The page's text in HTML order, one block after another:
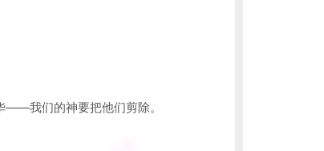
——我们的神要把他们剪除。